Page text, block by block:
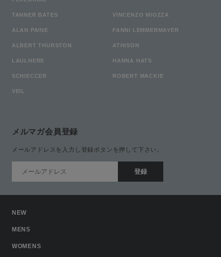
TANNER BATES VINCENZO MIOZZA
ALAN PAINE FANNI LEMMERMAYER
ALBERT THURSTON ATHISON
LAULHERE HANNA HATS
SCHIECCER ROBERT MACKIE
VEIL
メルマガ会員登録
メールアドレスを入力し登録ボタンを押して下さい。
NEW
MENS
WOMENS